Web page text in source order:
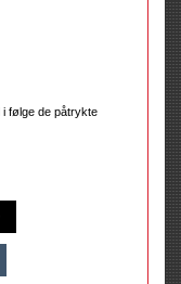
følge de påtrykte